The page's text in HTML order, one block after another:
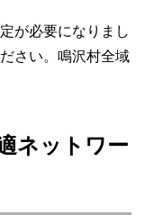
が必要になりまし
さい。鳴沢村全域
ネットワー